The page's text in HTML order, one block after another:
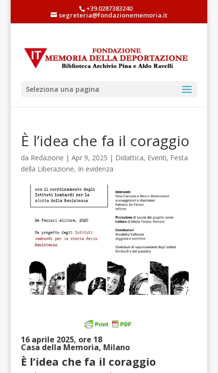
+39.0287383240
segreteria@fondazionememoria.it
Seleziona una pagina
È l’idea che fa il coraggio
da Redazione | Apr 9, 2025 | Didattica, Eventi, Festa
della Liberazione, In evidenza
16 aprile 2025, ore 18
Casa della Memoria, Milano
È l’idea che fa il coraggio